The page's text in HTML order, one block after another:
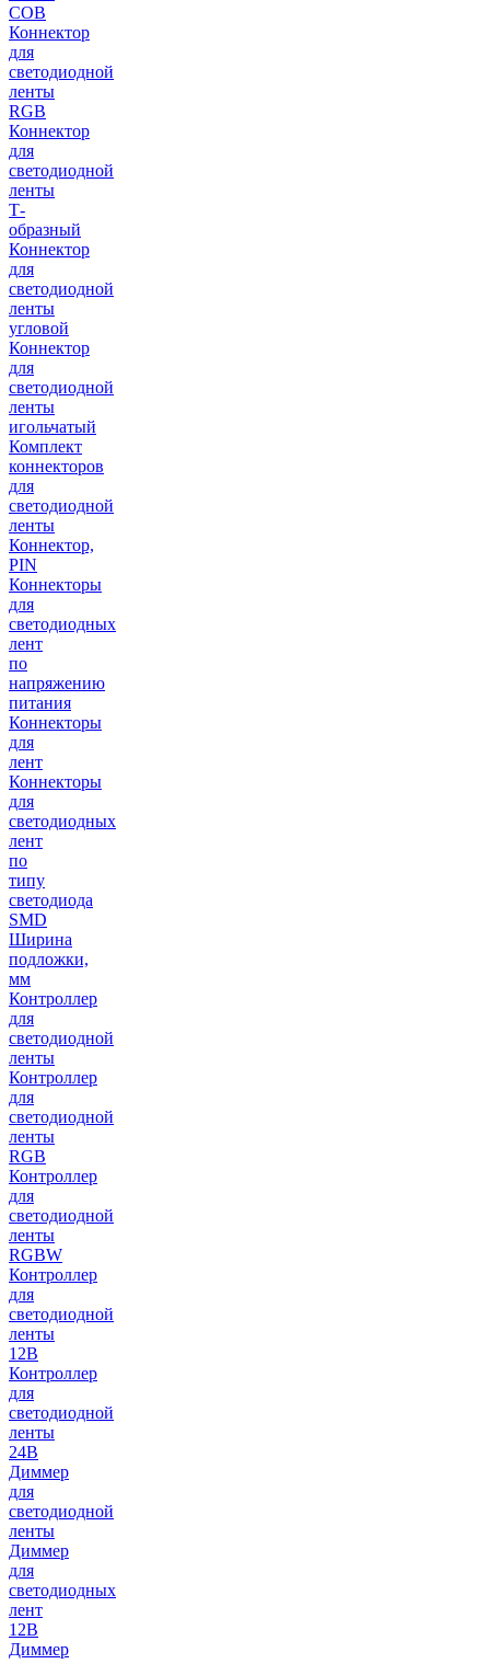
COB
Коннектор
для
светодиодной
ленты
RGB
Коннектор
для
светодиодной
ленты
Т-
образный
Коннектор
для
светодиодной
ленты
угловой
Коннектор
для
светодиодной
ленты
игольчатый
Комплект
коннекторов
для
светодиодной
ленты
Коннектор,
PIN
Коннекторы
для
светодиодных
лент
по
напряжению
питания
Коннекторы
для
лент
Коннекторы
для
светодиодных
лент
по
типу
светодиода
SMD
Ширина
подложки,
мм
Контроллер
для
светодиодной
ленты
Контроллер
для
светодиодной
ленты
RGB
Контроллер
для
светодиодной
ленты
RGBW
Контроллер
для
светодиодной
ленты
12В
Контроллер
для
светодиодной
ленты
24В
Диммер
для
светодиодной
ленты
Диммер
для
светодиодных
лент
12В
Диммер